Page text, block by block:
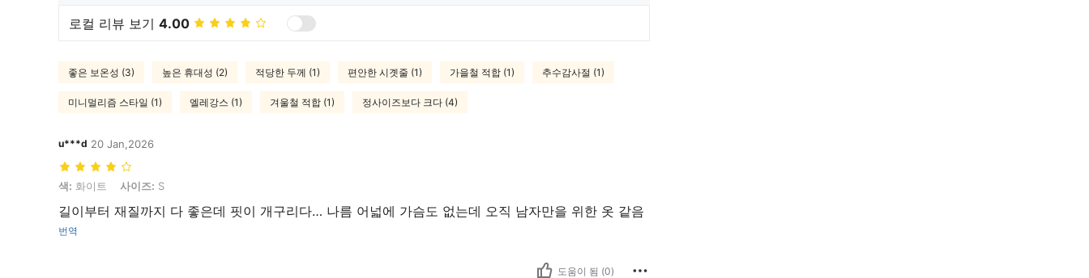
로컬 리뷰 보기 4.00
좋은 보온성 (3) 높은 휴대성 (2) 적당한 두께 (1) 편안한 시곗줄 (1) 가을철 적합 (1) 추수감사절 (1)
미니멀리즘 스타일 (1) 엘레강스 (1) 겨울철 적합 (1) 정사이즈보다 크다 (4)
u***d 20 Jan,2026
색: 화이트, 사이즈: S
색: 화이트 사이즈: S
길이부터 재질까지 다 좋은데 핏이 개구리다… 나름 어넓에 가슴도 없는데 오직 남자만을 위한 옷 같음
번역
도움이 됨 (0)